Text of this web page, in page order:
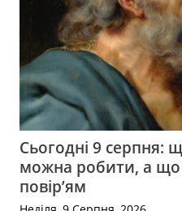
Сьогодні 9 серпня:
можна робити, а
повір’ям